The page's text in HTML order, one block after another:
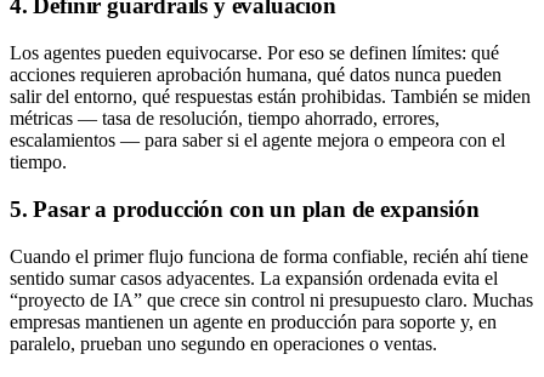
4. Definir guardrails y evaluación
Los agentes pueden equivocarse. Por eso se definen límites: qué
acciones requieren aprobación humana, qué datos nunca pueden
salir del entorno, qué respuestas están prohibidas. También se miden
métricas — tasa de resolución, tiempo ahorrado, errores,
escalamientos — para saber si el agente mejora o empeora con el
tiempo.
5. Pasar a producción con un plan de expansión
Cuando el primer flujo funciona de forma confiable, recién ahí tiene
sentido sumar casos adyacentes. La expansión ordenada evita el
“proyecto de IA” que crece sin control ni presupuesto claro. Muchas
empresas mantienen un agente en producción para soporte y, en
paralelo, prueban uno segundo en operaciones o ventas.